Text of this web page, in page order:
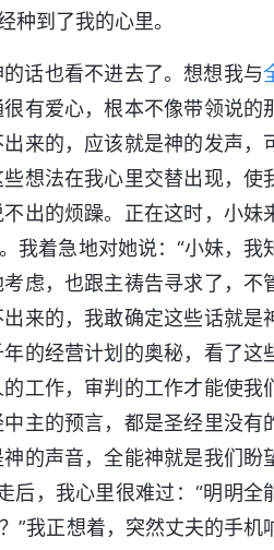
到了我的心里。
话也看不进去了。想想我与
有爱心，根本不像带领说的
来的，应该就是神的发声，
想法在我心里交替出现，使
出的烦躁。正在这时，小妹
我着急地对她说：“小妹，我
虑，也跟主祷告寻求了，不
来的，我敢确定这些话就是
的经营计划的奥秘，看了这
工作，审判的工作才能使我
主的预言，都是圣经里没有
的声音，全能神就是我们盼
后，我心里很难过：“明明全
”我正想着，突然丈夫的手机